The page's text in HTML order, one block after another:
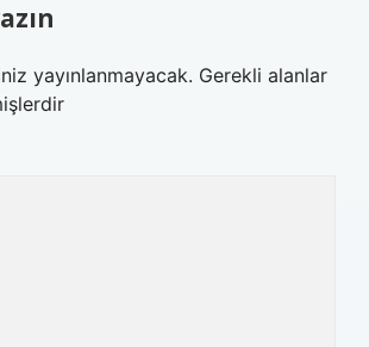
yayınlanmayacak. Gerekli alanlar